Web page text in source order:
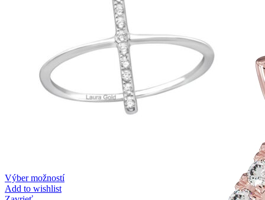
Výber možností
Add to wishlist